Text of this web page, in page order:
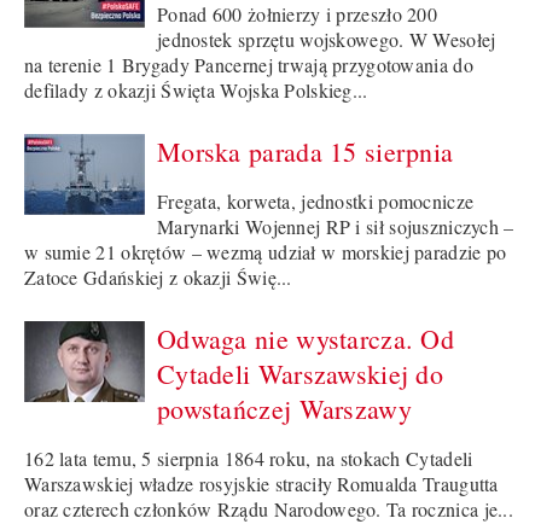
Ponad 600 żołnierzy i przeszło 200
jednostek sprzętu wojskowego. W Wesołej
na terenie 1 Brygady Pancernej trwają przygotowania do
defilady z okazji Święta Wojska Polskieg...
Morska parada 15 sierpnia
Fregata, korweta, jednostki pomocnicze
Marynarki Wojennej RP i sił sojuszniczych –
w sumie 21 okrętów – wezmą udział w morskiej paradzie po
Zatoce Gdańskiej z okazji Świę...
Odwaga nie wystarcza. Od
Cytadeli Warszawskiej do
powstańczej Warszawy
162 lata temu, 5 sierpnia 1864 roku, na stokach Cytadeli
Warszawskiej władze rosyjskie straciły Romualda Traugutta
oraz czterech członków Rządu Narodowego. Ta rocznica je...